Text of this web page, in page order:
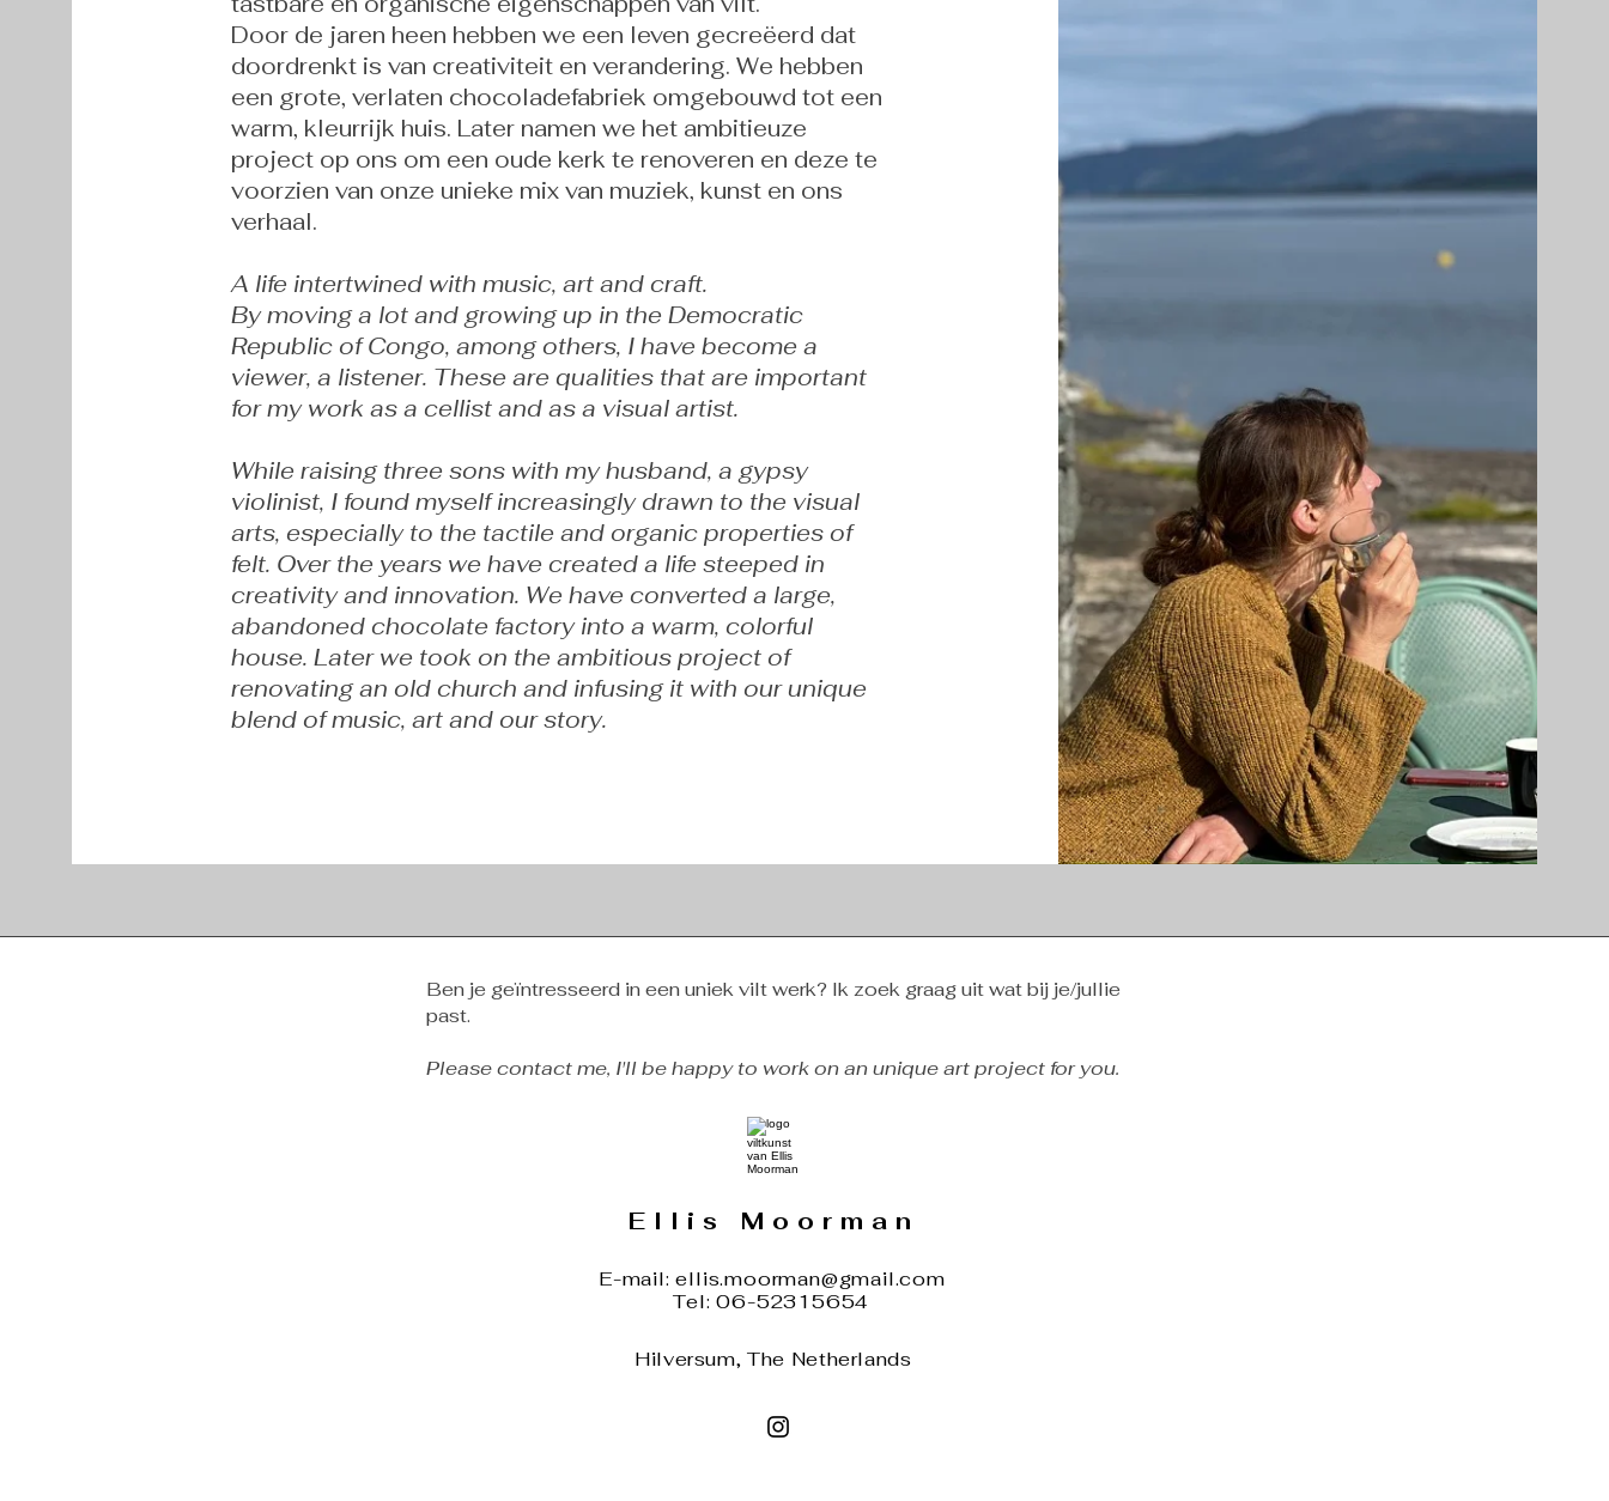
Door de jaren heen hebben we een leven gecreëerd dat
doordrenkt is van creativiteit en verandering. We hebben
een grote, verlaten chocoladefabriek omgebouwd tot een
warm, kleurrijk huis. Later namen we het ambitieuze
project op ons om een ​​oude kerk te renoveren en deze te
voorzien van onze unieke mix van muziek, kunst en ons
verhaal.
​A life intertwined with music, art and craft. ​
By moving a lot and growing up in the Democratic
Republic of Congo, among others, I have become a
viewer, a listener. These are qualities that are important
for my work as a cellist and as a visual artist.
​While raising three sons with my husband, a gypsy
violinist, I found myself increasingly drawn to the visual
arts, especially to the tactile and organic properties of
felt. Over the years we have created a life steeped in
creativity and innovation. We have converted a large,
abandoned chocolate factory into a warm, colorful
house. Later we took on the ambitious project of
renovating an old church and infusing it with our unique
blend of music, art and our story.
Ben je geïntresseerd in een uniek vilt werk? Ik zoek graag uit wat bij je/jullie
past.
Please contact me, I'll be happy to work on an unique art project for you.
Ellis Moorman
E-mail:ellis.moorman@gmail.com
Tel: 06-52315654
Hilversum, The Netherlands